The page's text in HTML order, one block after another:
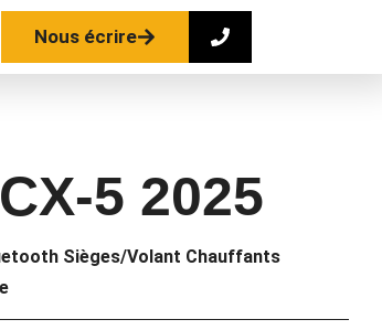
Nous écrire
5 2025
Sièges/Volant Chauffants